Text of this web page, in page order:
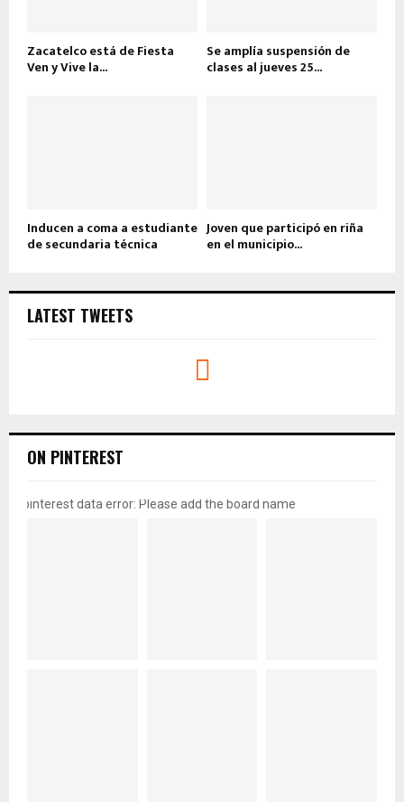
Zacatelco está de Fiesta
Ven y Vive la...
Se amplía suspensión de
clases al jueves 25...
Inducen a coma a estudiante
de secundaria técnica
Joven que participó en riña
en el municipio...
LATEST TWEETS
ON PINTEREST
pinterest data error: Please add the board name